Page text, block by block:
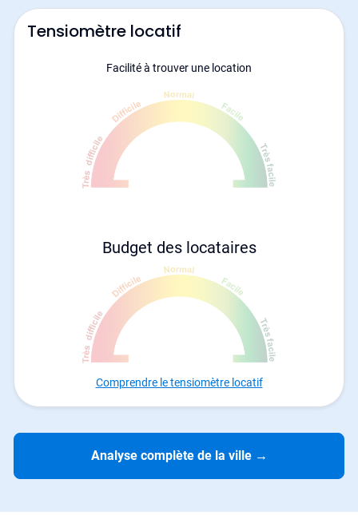
Tensiomètre locatif
Facilité à trouver une location
Budget des locataires
Comprendre le tensiomètre locatif
Analyse complète de la ville →